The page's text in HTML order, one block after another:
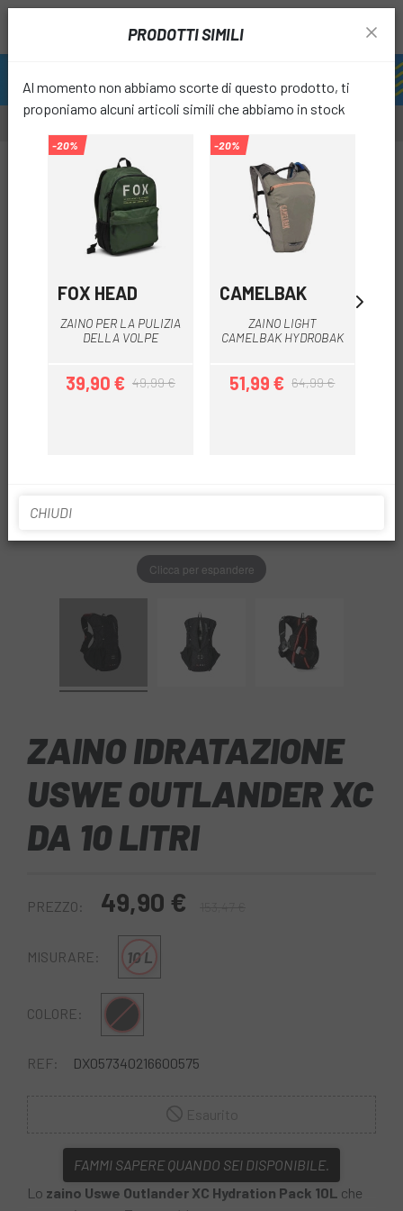
Clicca per espandere
ZAINO IDRATAZIONE
USWE OUTLANDER XC
DA 10 LITRI
PREZZO: 49,90 €
MISURARE: 10 L
COLORE: Nero
REF: DX057340216600575
FAMMI SAPERE QUANDO SEI DISPONIBILE.
PRODOTTI SIMILI
Al momento non abbiamo scorte di questo prodotto, ti
proponiamo alcuni articoli simili che abbiamo in stock
-20%
FOX HEAD
ZAINO PER LA PULIZIA
DELLA VOLPE
Prezzo
39,90 €Prezzo base
49,99 €
-20%
CAMELBAK
ZAINO LIGHT
CAMELBAK HYDROBAK
Prezzo
51,99 €Prezzo base
64,99 €
CHIUDI
Lo zaino Uswe Outlander XC Hydration Pack 10L che